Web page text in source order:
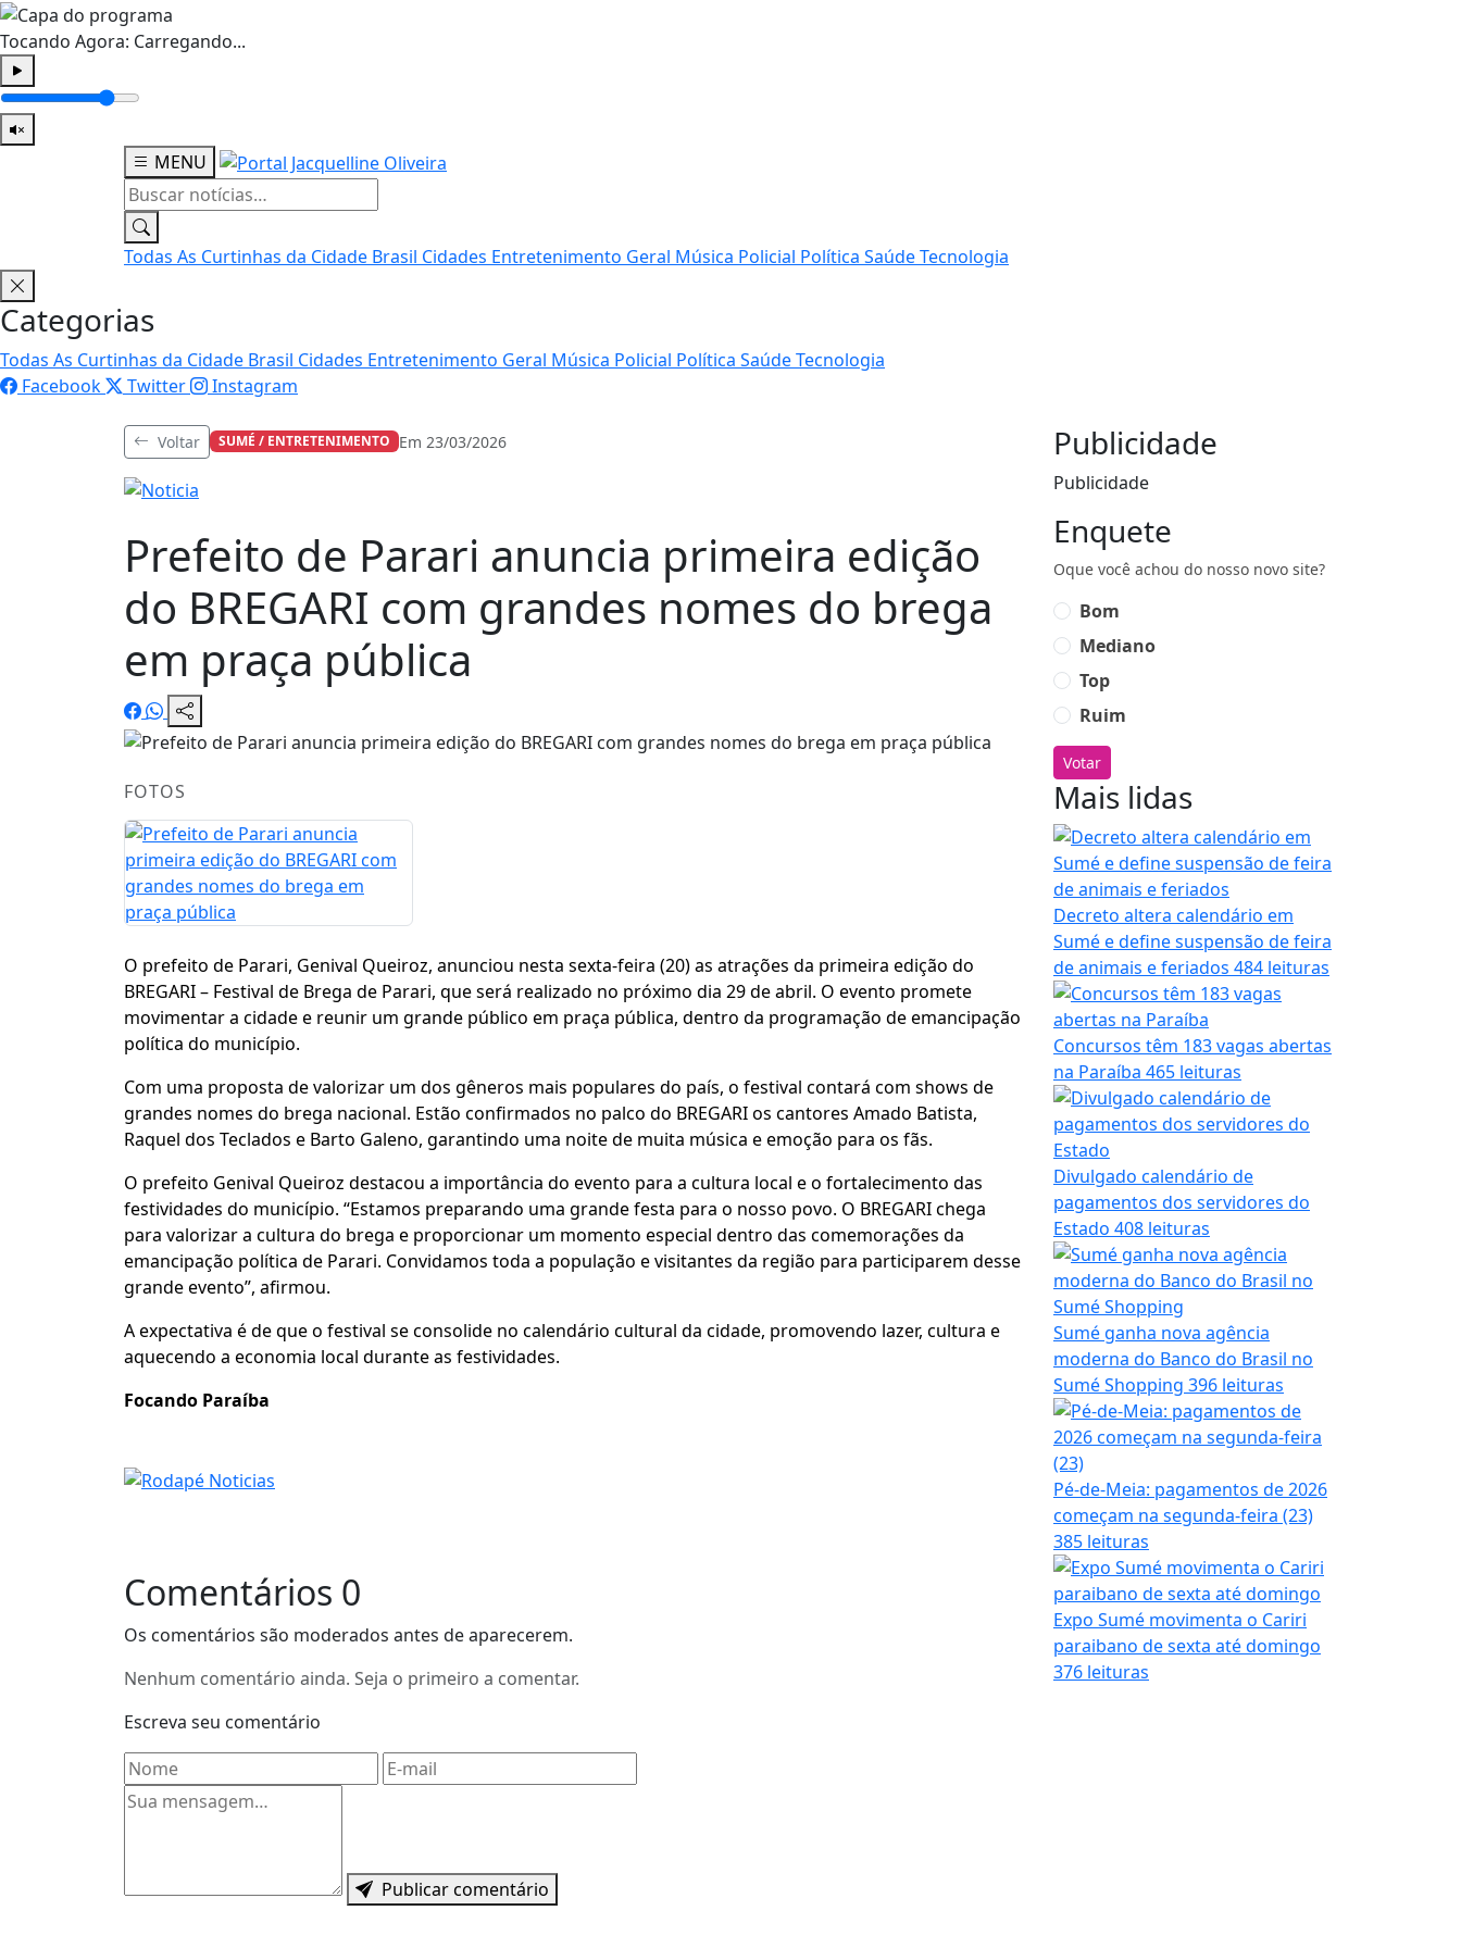
Tocando Agora: Carregando...
MENU
Todas As Curtinhas da Cidade Brasil Cidades Entretenimento Geral Música Policial Política SaúdeTecnologia
Categorias
Todas As Curtinhas da Cidade Brasil Cidades Entretenimento Geral Música Policial Política SaúdeTecnologia
Facebook
Twitter Instagram
Voltar SUMÉ / ENTRETENIMENTO Em 23/03/2026
Prefeito de Parari anuncia primeira edição
do BREGARI com grandes nomes do brega
em praça pública
FOTOS
O prefeito de Parari, Genival Queiroz, anunciou nesta sexta-feira (20) as atrações da primeira edição do
BREGARI – Festival de Brega de Parari, que será realizado no próximo dia 29 de abril. O evento promete
movimentar a cidade e reunir um grande público em praça pública, dentro da programação de emancipação
política do município.
Com uma proposta de valorizar um dos gêneros mais populares do país, o festival contará com shows de
grandes nomes do brega nacional. Estão confirmados no palco do BREGARI os cantores Amado Batista,
Raquel dos Teclados e Barto Galeno, garantindo uma noite de muita música e emoção para os fãs.
O prefeito Genival Queiroz destacou a importância do evento para a cultura local e o fortalecimento das
festividades do município. “Estamos preparando uma grande festa para o nosso povo. O BREGARI chega
para valorizar a cultura do brega e proporcionar um momento especial dentro das comemorações da
emancipação política de Parari. Convidamos toda a população e visitantes da região para participarem desse
grande evento”, afirmou.
A expectativa é de que o festival se consolide no calendário cultural da cidade, promovendo lazer, cultura e
aquecendo a economia local durante as festividades.
Focando Paraíba
Comentários 0
Os comentários são moderados antes de aparecerem.
Nenhum comentário ainda. Seja o primeiro a comentar.
Escreva seu comentário
Nome
E-mail
Mensagem
Publicar comentário
Publicidade
Publicidade
Enquete
Oque você achou do nosso novo site?
Bom
Mediano
Top
Ruim
Votar
Mais lidas
Decreto altera calendário em
Sumé e define suspensão de feira
de animais e feriados 484 leituras
Concursos têm 183 vagas abertas
na Paraíba 465 leituras
Divulgado calendário de
pagamentos dos servidores do
Estado 408 leituras
Sumé ganha nova agência
moderna do Banco do Brasil no
Sumé Shopping 396 leituras
Pé-de-Meia: pagamentos de 2026
começam na segunda-feira (23)
385 leituras
Expo Sumé movimenta o Cariri
paraibano de sexta até domingo
376 leituras